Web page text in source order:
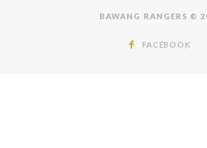
BAWANG RANGERS ©
FACEBOOK